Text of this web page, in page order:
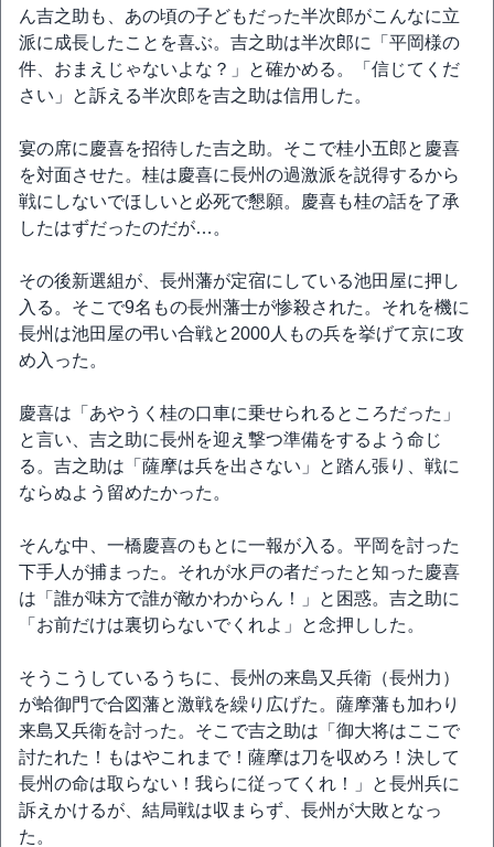
ん吉之助も、あの頃の子どもだった半次郎がこんなに立
派に成長したことを喜ぶ。吉之助は半次郎に「平岡様の
件、おまえじゃないよな？」と確かめる。「信じてくだ
さい」と訴える半次郎を吉之助は信用した。
宴の席に慶喜を招待した吉之助。そこで桂小五郎と慶喜
を対面させた。桂は慶喜に長州の過激派を説得するから
戦にしないでほしいと必死で懇願。慶喜も桂の話を了承
したはずだったのだが…。
その後新選組が、長州藩が定宿にしている池田屋に押し
入る。そこで9名もの長州藩士が惨殺された。それを機に
長州は池田屋の弔い合戦と2000人もの兵を挙げて京に攻
め入った。
慶喜は「あやうく桂の口車に乗せられるところだった」
と言い、吉之助に長州を迎え撃つ準備をするよう命じ
る。吉之助は「薩摩は兵を出さない」と踏ん張り、戦に
ならぬよう留めたかった。
そんな中、一橋慶喜のもとに一報が入る。平岡を討った
下手人が捕まった。それが水戸の者だったと知った慶喜
は「誰が味方で誰が敵かわからん！」と困惑。吉之助に
「お前だけは裏切らないでくれよ」と念押しした。
そうこうしているうちに、長州の来島又兵衛（長州力）
が蛤御門で合図藩と激戦を繰り広げた。薩摩藩も加わり
来島又兵衛を討った。そこで吉之助は「御大将はここで
討たれた！もはやこれまで！薩摩は刀を収めろ！決して
長州の命は取らない！我らに従ってくれ！」と長州兵に
訴えかけるが、結局戦は収まらず、長州が大敗となっ
た。